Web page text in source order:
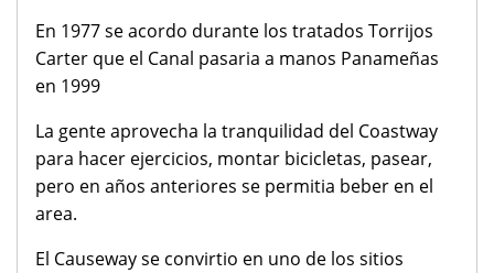
En 1977 se acordo durante los tratados Torrijos
Carter que el Canal pasaria a manos Panameñas
en 1999
La gente aprovecha la tranquilidad del Coastway
para hacer ejercicios, montar bicicletas, pasear,
pero en años anteriores se permitia beber en el
area.
El Causeway se convirtio en uno de los sitios